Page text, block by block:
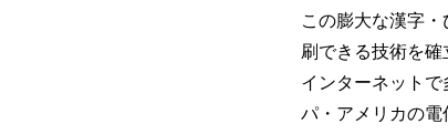
この膨大な漢字
刷できる技術を確
インターネット
パ・アメリカの